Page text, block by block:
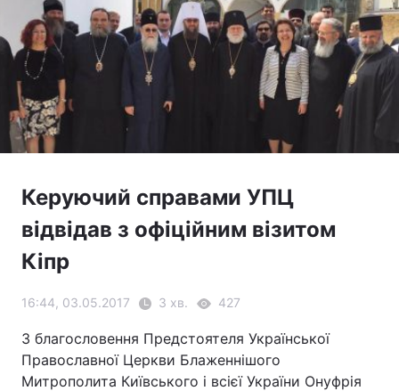
Керуючий справами УПЦ
відвідав з офіційним візитом
Кіпр
16:44, 03.05.2017 3 хв. 427
З благословення Предстоятеля Української
Православної Церкви Блаженнішого
Митрополита Київського і всієї України Онуфрія